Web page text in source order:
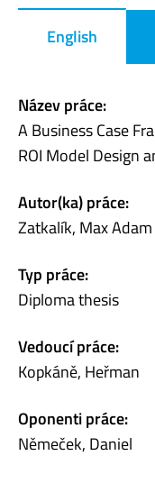
English
Název práce:
A Business Case
ROI Model Design
Autor(ka) práce:
Zatkalík, Max Adam
Typ práce:
Diploma thesis
Vedoucí práce:
Kopkáně, Heřman
Oponenti práce:
Němeček, Daniel